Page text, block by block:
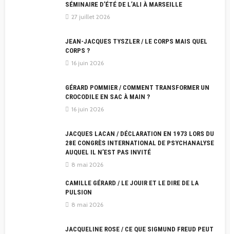
SÉMINAIRE D’ÉTÉ DE L’ALI À MARSEILLE
27 juillet 2026
JEAN-JACQUES TYSZLER / LE CORPS MAIS QUEL
CORPS ?
16 juin 2026
GÉRARD POMMIER / COMMENT TRANSFORMER UN
CROCODILE EN SAC À MAIN ?
16 juin 2026
JACQUES LACAN / DÉCLARATION EN 1973 LORS DU
28E CONGRÈS INTERNATIONAL DE PSYCHANALYSE
AUQUEL IL N’EST PAS INVITÉ
8 mai 2026
CAMILLE GÉRARD / LE JOUIR ET LE DIRE DE LA
PULSION
8 mai 2026
JACQUELINE ROSE / CE QUE SIGMUND FREUD PEUT